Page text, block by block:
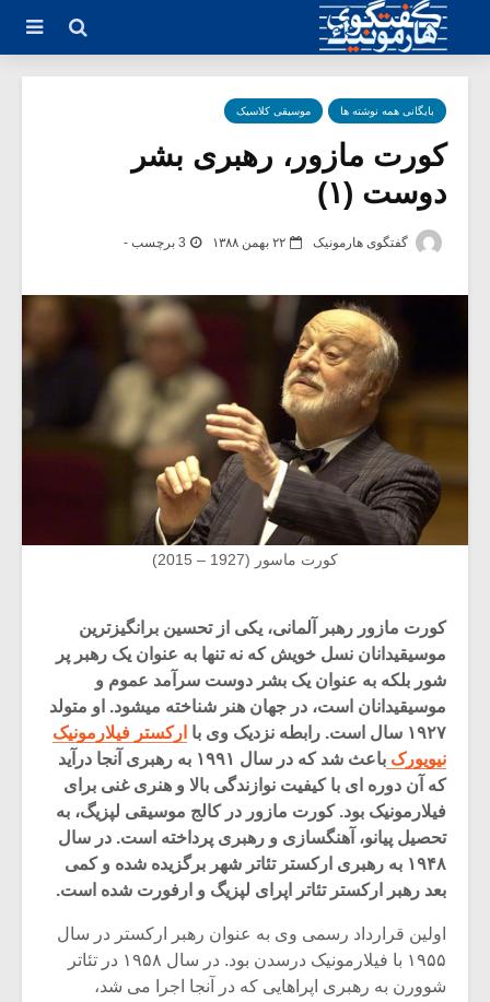
بایگانی همه نوشته ها موسیقی کلاسیک
کورت مازور، رهبری بشر
دوست (۱)
گفتگوی هارمونیک ۲۲ بهمن ۱۳۸۸ 3 برچسب -
کورت ماسور (1927 – 2015)
کورت مازور رهبر آلمانی، یکی از تحسین برانگیزترین
موسیقیدانان نسل خویش که نه تنها به عنوان یک رهبر پر
شور بلکه به عنوان یک بشر دوست سرآمد عموم و
موسیقیدانان است، در جهان هنر شناخته میشود. او متولد
۱۹۲۷ سال است. رابطه نزدیک وی با
ارکستر فیلارمونیک
نیویورک
باعث شد که در سال ۱۹۹۱ به رهبری آنجا درآید
که آن دوره ای با کیفیت نوازندگی بالا و هنری غنی برای
فیلارمونیک بود. کورت مازور در کالج موسیقی لپزیگ، به
تحصیل پیانو، آهنگسازی و رهبری پرداخته است. در سال
۱۹۴۸ به رهبری ارکستر تئاتر شهر برگزیده شده و کمی
بعد رهبر ارکستر تئاتر اپرای لپزیگ و ارفورت شده است.
اولین قرارداد رسمی وی به عنوان رهبر ارکستر در سال
۱۹۵۵ با فیلارمونیک درسدن بود. در سال ۱۹۵۸ در تئاتر
شوورن به رهبری اپراهایی که در آنجا اجرا می شد،